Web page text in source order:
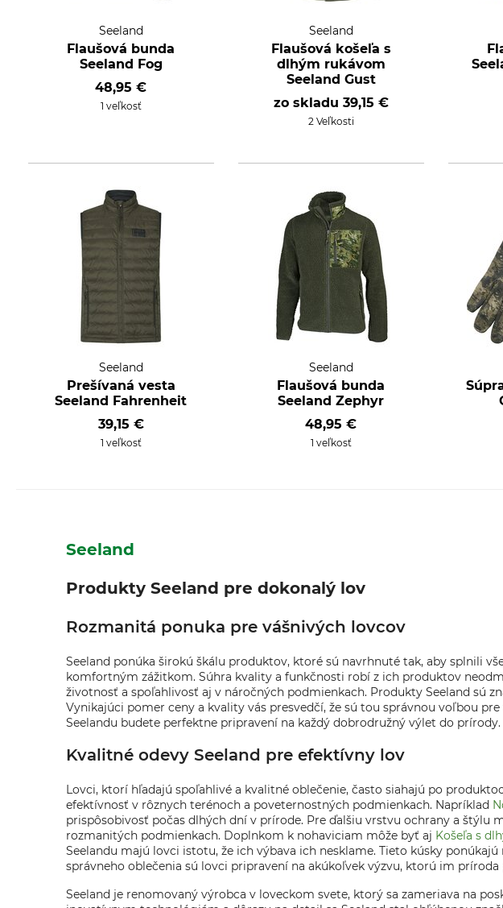
Seeland
Flaušová bunda
Seeland Fog
48,95 €
1 veľkosť
Seeland
Flaušová košeľa s
dlhým rukávom
Seeland Gust
zo skladu 39,15 €
2 Veľkosti
Seeland
Prešívaná vesta
Seeland Fahrenheit
39,15 €
1 veľkosť
Seeland
Flaušová bunda
Seeland Zephyr
48,95 €
1 veľkosť
Seeland
Produkty Seeland pre dokonalý lov
Rozmanitá ponuka pre vášnivých lovcov
Seeland ponúka širokú škálu produktov, ktoré sú navrhnuté tak, aby splnili
komfortným zážitkom. Súhra kvality a funkčnosti robí z ich produktov
životnosť a spoľahlivosť aj v náročných podmienkach. Produkty Seeland sú
Vynikajúci pomer ceny a kvality vás presvedčí, že sú tou správnou voľbou
Seelandu budete perfektne pripravení na každý dobrodružný výlet do prírody.
Kvalitné odevy Seeland pre efektívny lov
Lovci, ktorí hľadajú spoľahlivé a kvalitné oblečenie, často siahajú po
efektívnosť v rôznych terénoch a poveternostných podmienkach. Napríklad
prispôsobivosť počas dlhých dní v prírode. Pre ďalšiu vrstvu ochrany a štýlu
rozmanitých podmienkach. Doplnkom k nohaviciam môže byť aj Košeľa s
Seelandu majú lovci istotu, že ich výbava ich nesklame. Tieto kúsky
správneho oblečenia sú lovci pripravení na akúkoľvek výzvu, ktorú im príroda
Seeland je renomovaný výrobca v loveckom svete, ktorý sa zameriava na